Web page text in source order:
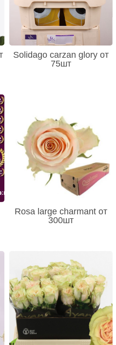
Solidago carzan glory от
75шт
Rosa large charmant от
300шт